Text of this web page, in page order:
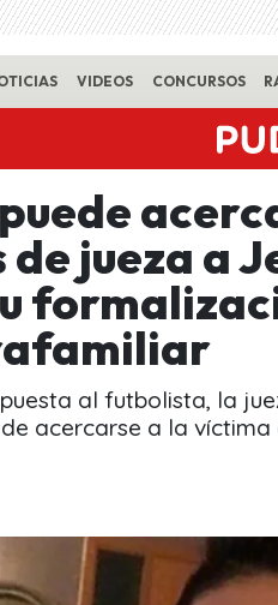
VIDEOS CONCURSOS
jueza a
al futbolista, la
acercarse a la